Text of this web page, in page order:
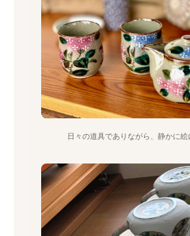
日々の道具でありながら、静かに絵